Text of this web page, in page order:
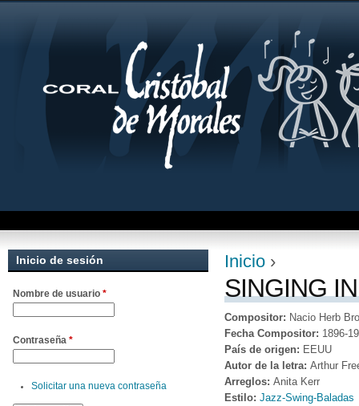
Se encuentra
Inicio ›
SINGING
Compositor: Nacio Herb
Fecha Compositor: 1896-
País de origen: EEUU
Autor de la letra: Arthur
Arreglos: Anita Kerr
Estilo: Jazz-Swing-Baladas
Inicio de sesión
Nombre de usuario *
Contraseña *
Solicitar una nueva contraseña